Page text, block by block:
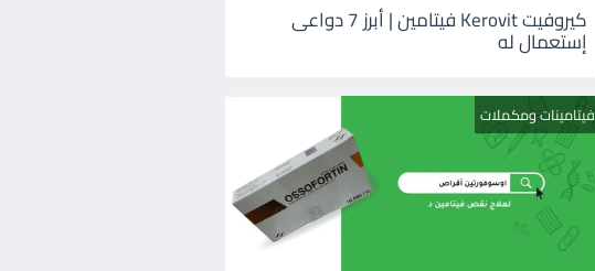
كيروفيت Kerovit فيتامين | أبرز 7 دواعى
إستعمال له
فيتامينات ومكملات